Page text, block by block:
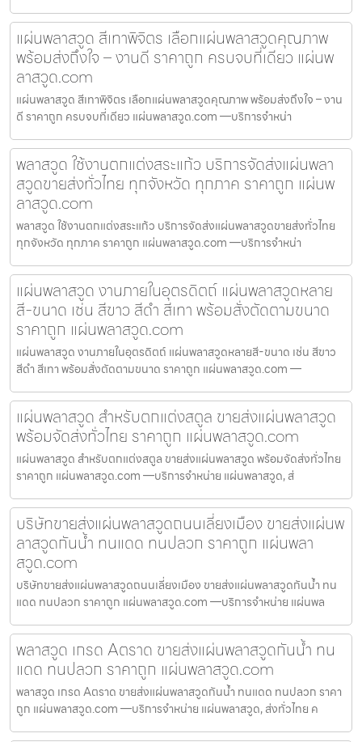
แผ่นพลาสวูด สีเทาพิจิตร เลือกแผ่นพลาสวูดคุณภาพ
พร้อมส่งถึงใจ – งานดี ราคาถูก ครบจบที่เดียว แผ่นพ
ลาสวูด.com
แผ่นพลาสวูด สีเทาพิจิตร เลือกแผ่นพลาสวูดคุณภาพ พร้อมส่งถึงใจ – งาน
ดี ราคาถูก ครบจบที่เดียว แผ่นพลาสวูด.com —บริการจำหน่า
พลาสวูด ใช้งานตกแต่งสระแก้ว บริการจัดส่งแผ่นพลา
สวูดขายส่งทั่วไทย ทุกจังหวัด ทุกภาค ราคาถูก แผ่นพ
ลาสวูด.com
พลาสวูด ใช้งานตกแต่งสระแก้ว บริการจัดส่งแผ่นพลาสวูดขายส่งทั่วไทย
ทุกจังหวัด ทุกภาค ราคาถูก แผ่นพลาสวูด.com —บริการจำหน่า
แผ่นพลาสวูด งานภายในอุตรดิตถ์ แผ่นพลาสวูดหลาย
สี-ขนาด เช่น สีขาว สีดำ สีเทา พร้อมสั่งตัดตามขนาด
ราคาถูก แผ่นพลาสวูด.com
แผ่นพลาสวูด งานภายในอุตรดิตถ์ แผ่นพลาสวูดหลายสี-ขนาด เช่น สีขาว
สีดำ สีเทา พร้อมสั่งตัดตามขนาด ราคาถูก แผ่นพลาสวูด.com —
แผ่นพลาสวูด สำหรับตกแต่งสตูล ขายส่งแผ่นพลาสวูด
พร้อมจัดส่งทั่วไทย ราคาถูก แผ่นพลาสวูด.com
แผ่นพลาสวูด สำหรับตกแต่งสตูล ขายส่งแผ่นพลาสวูด พร้อมจัดส่งทั่วไทย
ราคาถูก แผ่นพลาสวูด.com —บริการจำหน่าย แผ่นพลาสวูด, ส่
บริษัทขายส่งแผ่นพลาสวูดถนนเลี่ยงเมือง ขายส่งแผ่นพ
ลาสวูดกันน้ำ ทนแดด ทนปลวก ราคาถูก แผ่นพลา
สวูด.com
บริษัทขายส่งแผ่นพลาสวูดถนนเลี่ยงเมือง ขายส่งแผ่นพลาสวูดกันน้ำ ทน
แดด ทนปลวก ราคาถูก แผ่นพลาสวูด.com —บริการจำหน่าย แผ่นพล
พลาสวูด เกรด Aตราด ขายส่งแผ่นพลาสวูดกันน้ำ ทน
แดด ทนปลวก ราคาถูก แผ่นพลาสวูด.com
พลาสวูด เกรด Aตราด ขายส่งแผ่นพลาสวูดกันน้ำ ทนแดด ทนปลวก ราคา
ถูก แผ่นพลาสวูด.com —บริการจำหน่าย แผ่นพลาสวูด, ส่งทั่วไทย ค